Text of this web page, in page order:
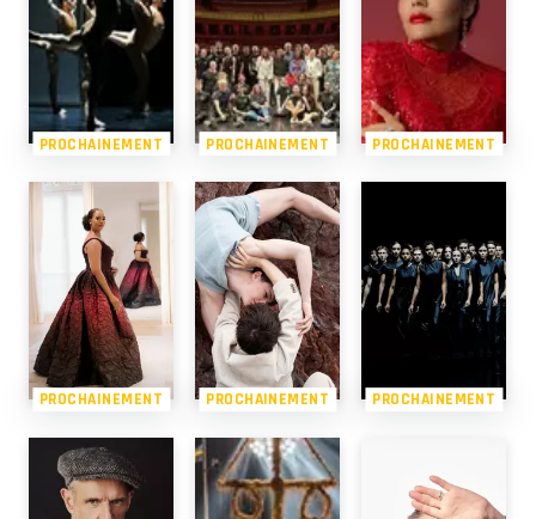
PROCHAINEMENT PROCHAINEMENT PROCHAINEMENT
PROCHAINEMENT PROCHAINEMENT PROCHAINEMENT